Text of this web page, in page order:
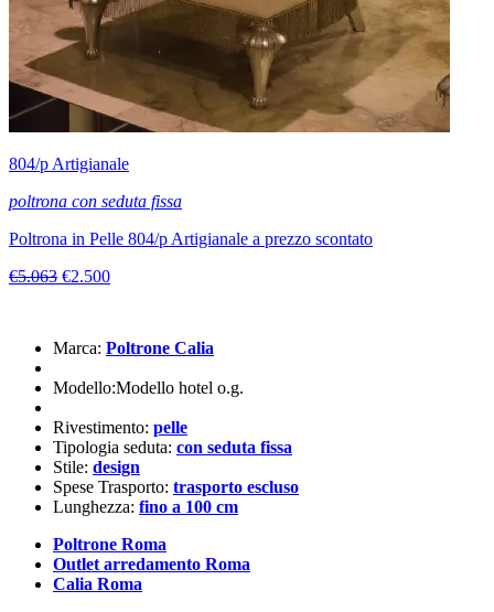
804/p Artigianale
poltrona con seduta fissa
Poltrona in Pelle 804/p Artigianale a prezzo scontato
€5.063 €2.500
Marca: Poltrone Calia
Modello:Modello hotel o.g.
Rivestimento: pelle
Tipologia seduta: con seduta fissa
Stile: design
Spese Trasporto: trasporto escluso
Lunghezza: fino a 100 cm
Poltrone Roma
Outlet arredamento Roma
Calia Roma